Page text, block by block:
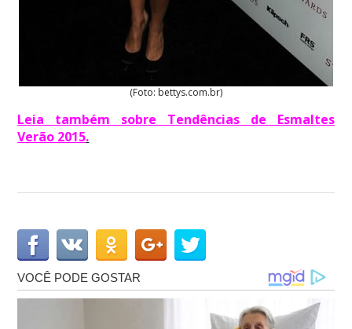
(Foto: bettys.com.br)
Leia também sobre Tendências de Esmaltes
Verão 2015.